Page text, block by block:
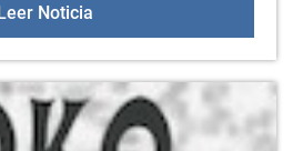
Leer NoticiaTeatro "Ellas bailan